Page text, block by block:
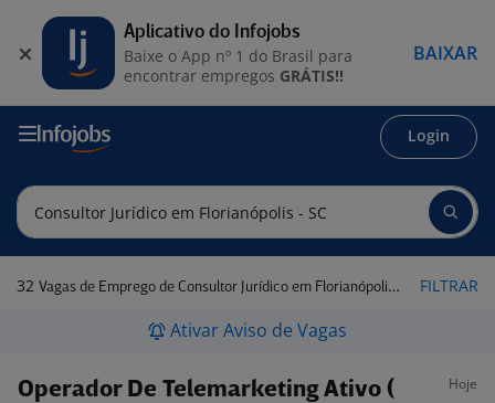
Login
32 Vagas de Emprego de Consultor Jurídico em Florianópolis - SC FILTRAR
Ativar Aviso de Vagas
Operador De Telemarketing Ativo (
Hoje
Aplicativo do Infojobs
Baixe o App nº 1 do Brasil para
encontrar empregos GRÁTIS!!
BAIXAR